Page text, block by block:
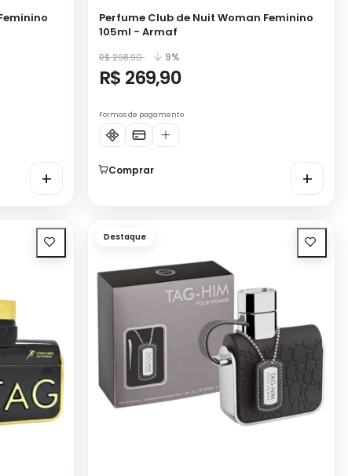
+
Perfume Club de Nuit Woman Feminino
105ml - Armaf
R$ 298,90 9%
R$ 269,90
Formas de pagamento
Comprar +
Destaque